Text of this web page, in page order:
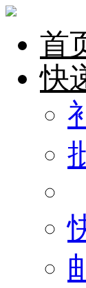
首
快